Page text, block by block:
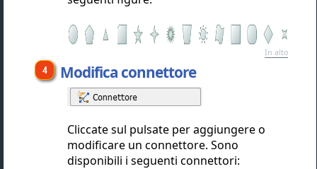
In alto
Modifica connettore
Cliccate sul pulsate per aggiungere o
modificare un connettore. Sono
disponibili i seguenti connettori: